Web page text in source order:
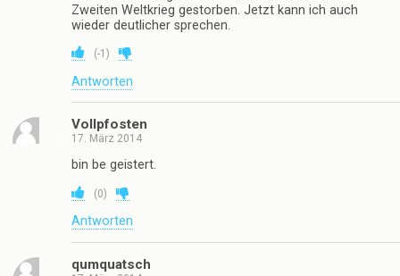
Zweiten Weltkrieg gestorben. Jetzt kann ich auch
wieder deutlicher sprechen.
(-1 )
Antworten
Vollpfosten
17. März 2014
bin be geistert.
(0)
Antworten
qumquatsch